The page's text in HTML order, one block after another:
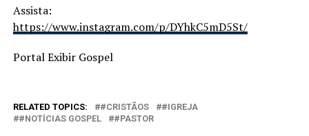
Assista:
https://www.instagram.com/p/DYhkC5mD5St/
Portal Exibir Gospel
RELATED TOPICS: #CRISTÃOS
#IGREJA
#NOTÍCIAS GOSPEL
#PASTOR